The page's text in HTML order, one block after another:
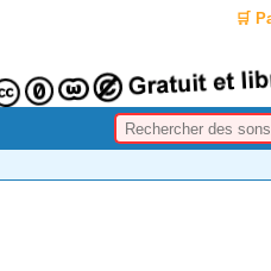
🛒